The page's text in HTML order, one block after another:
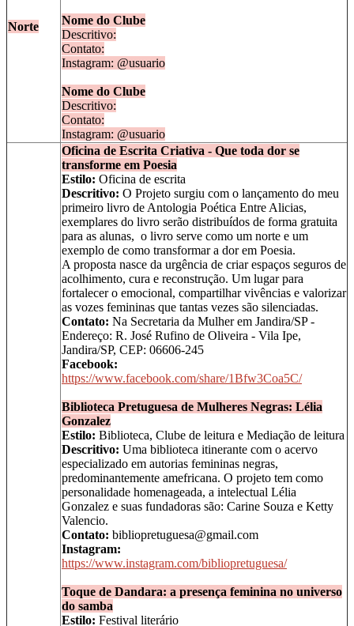
Norte
Nome do Clube
Descritivo:
Contato:
Instagram: @usuario
Nome do Clube
Descritivo:
Contato:
Instagram: @usuario
Oficina de Escrita Criativa - Que toda dor se
transforme em Poesia
Estilo: Oficina de escrita
Descritivo: O Projeto surgiu com o lançamento do meu
primeiro livro de Antologia Poética Entre Alicias,
exemplares do livro serão distribuídos de forma gratuita
para as alunas, o livro serve como um norte e um
exemplo de como transformar a dor em Poesia.
A proposta nasce da urgência de criar espaços seguros de
acolhimento, cura e reconstrução. Um lugar para
fortalecer o emocional, compartilhar vivências e valorizar
as vozes femininas que tantas vezes são silenciadas.
Contato: Na Secretaria da Mulher em Jandira/SP -
Endereço: R. José Rufino de Oliveira - Vila Ipe,
Jandira/SP, CEP: 06606-245
Facebook:
https://www.facebook.com/share/1Bfw3Coa5C/
Biblioteca Pretuguesa de Mulheres Negras: Lélia
Gonzalez
Estilo: Biblioteca, Clube de leitura e Mediação de leitura
Descritivo: Uma biblioteca itinerante com o acervo
especializado em autorias femininas negras,
predominantemente amefricana. O projeto tem como
personalidade homenageada, a intelectual Lélia
Gonzalez e suas fundadoras são: Carine Souza e Ketty
Valencio.
Contato: bibliopretuguesa@gmail.com
Instagram:
https://www.instagram.com/bibliopretuguesa/
Toque de Dandara: a presença feminina no universo
do samba
Estilo: Festival literário